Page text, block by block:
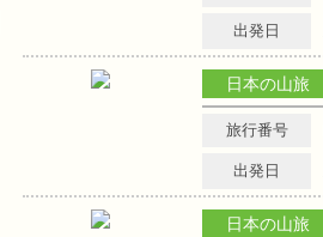
出発日
日本の山旅
旅行番号
出発日
日本の山旅